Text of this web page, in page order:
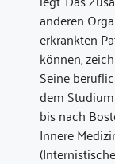
anderen
erkrankten
können,
Seine
dem
bis nach
Innere